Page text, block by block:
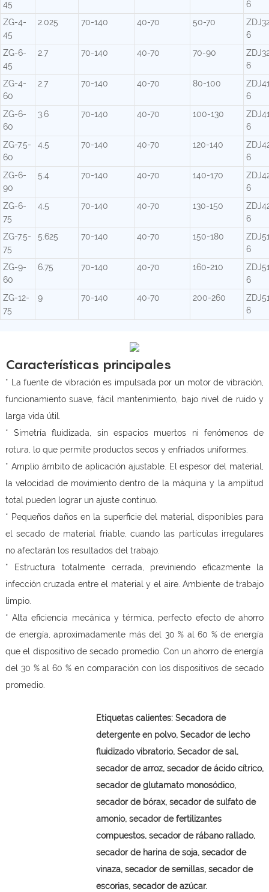
45
6
ZG-4-
45
2.025 70-140 40-70 50-70
6
ZG-6-
45
2.7 70-140 40-70 70-90
6
ZG-4-
60
2.7 70-140 40-70 80-100
6
ZG-6-
60
3.6 70-140 40-70 100-130
6
ZG-7.5-
60
4.5 70-140 40-70 120-140
6
ZG-6-
90
5.4 70-140 40-70 140-170
6
ZG-6-
75
4.5 70-140 40-70 130-150
6
ZG-7.5-
75
5.625 70-140 40-70 150-180
6
ZG-9-
60
6.75 70-140 40-70 160-210
6
ZG-12-
75
9 70-140 40-70 200-260
6
Características principales
* La fuente de vibración es impulsada por un motor de vibración,
funcionamiento suave, fácil mantenimiento, bajo nivel de ruido y
larga vida útil.
* Simetría fluidizada, sin espacios muertos ni fenómenos de
rotura, lo que permite productos secos y enfriados uniformes.
* Amplio ámbito de aplicación ajustable. El espesor del material,
la velocidad de movimiento dentro de la máquina y la amplitud
total pueden lograr un ajuste continuo.
* Pequeños daños en la superficie del material, disponibles para
el secado de material friable, cuando las partículas irregulares
no afectarán los resultados del trabajo.
* Estructura totalmente cerrada, previniendo eficazmente la
infección cruzada entre el material y el aire. Ambiente de trabajo
limpio.
* Alta eficiencia mecánica y térmica, perfecto efecto de ahorro
de energía, aproximadamente más del 30 % al 60 % de energía
que el dispositivo de secado promedio. Con un ahorro de energía
del 30 % al 60 % en comparación con los dispositivos de secado
promedio.
Etiquetas calientes: Secadora de
detergente en polvo, Secador de lecho
fluidizado vibratorio, Secador de sal,
secador de arroz, secador de ácido cítrico,
secador de glutamato monosódico,
secador de bórax, secador de sulfato de
amonio, secador de fertilizantes
compuestos, secador de rábano rallado,
secador de harina de soja, secador de
vinaza, secador de semillas, secador de
escorias, secador de azúcar.